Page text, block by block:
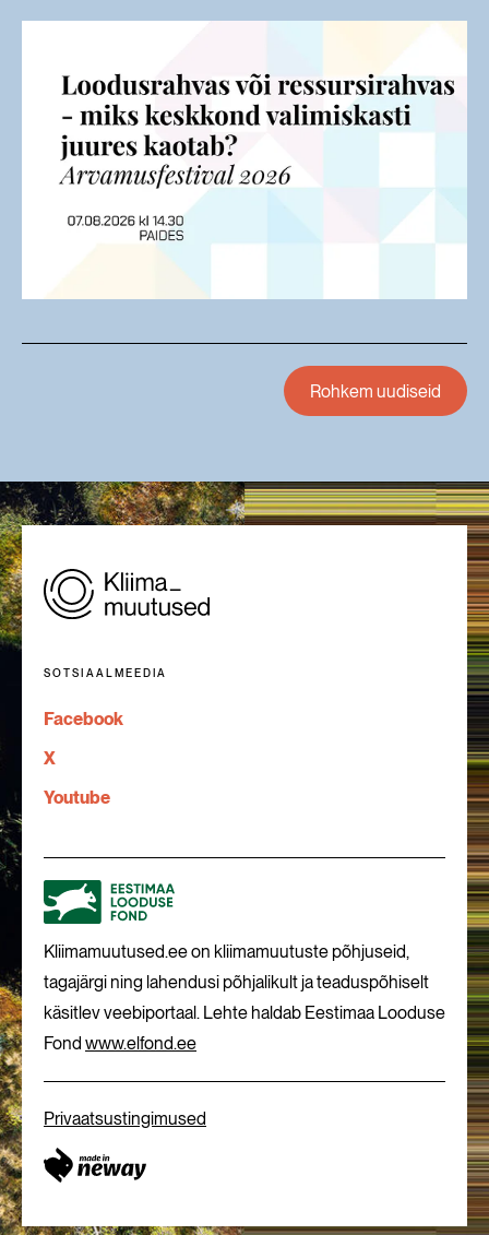
Rohkem uudiseid
SOTSIAALMEEDIA
Facebook
X
Youtube
Kliimamuutused.ee on kliimamuutuste põhjuseid,
tagajärgi ning lahendusi põhjalikult ja teaduspõhiselt
käsitlev veebiportaal. Lehte haldab Eestimaa Looduse
Fond www.elfond.ee
Privaatsustingimused